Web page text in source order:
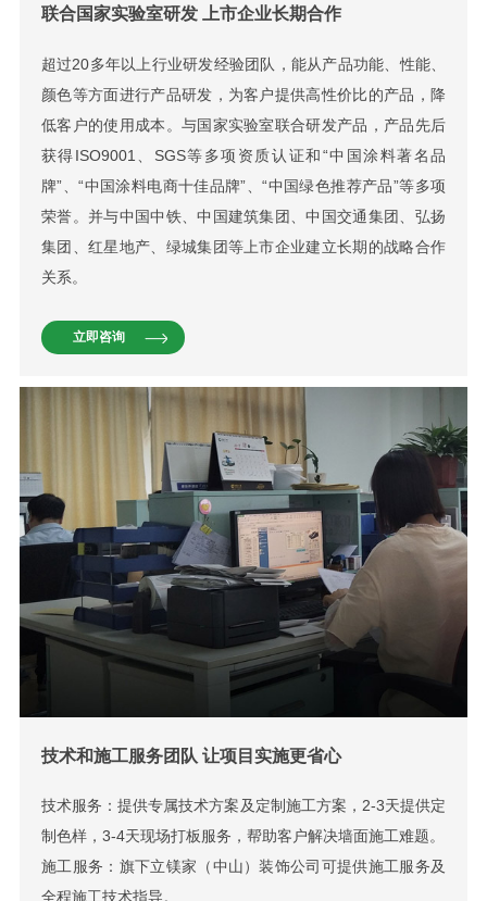
联合国家实验室研发 上市企业长期合作
超过20多年以上行业研发经验团队，能从产品功能、性能、
颜色等方面进行产品研发，为客户提供高性价比的产品，降
低客户的使用成本。与国家实验室联合研发产品，产品先后
获得ISO9001、SGS等多项资质认证和“中国涂料著名品
牌”、“中国涂料电商十佳品牌”、“中国绿色推荐产品”等多项
荣誉。并与中国中铁、中国建筑集团、中国交通集团、弘扬
集团、红星地产、绿城集团等上市企业建立长期的战略合作
关系。
立即咨询
技术和施工服务团队 让项目实施更省心
技术服务：提供专属技术方案及定制施工方案，2-3天提供定
制色样，3-4天现场打板服务，帮助客户解决墙面施工难题。
施工服务：旗下立镁家（中山）装饰公司可提供施工服务及
全程施工技术指导。